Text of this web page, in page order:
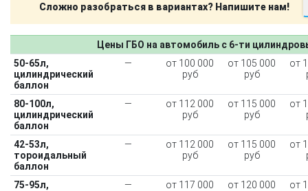
Сложно разобраться в вариантах? Напишите нам!
Цены ГБО на автомобиль с 6-ти
50-65л,
цилиндрический
баллон
—
от 100 000
руб
от 105 000
руб
от
80-100л,
цилиндрический
баллон
—
от 112 000
руб
от 115 000
руб
от
42-53л,
тороидальный
баллон
—
от 112 000
руб
от 115 000
руб
от
75-95л,
—
от 117 000
от 120 000
от